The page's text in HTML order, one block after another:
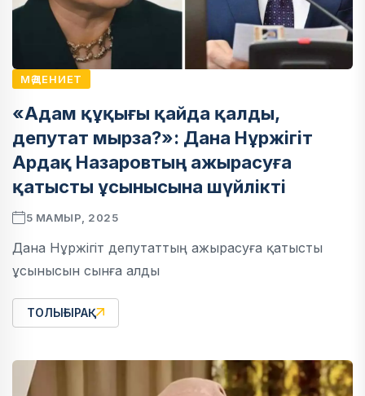
МӘДЕНИЕТ
«Адам құқығы қайда қалды,
депутат мырза?»: Дана Нұржігіт
Ардақ Назаровтың ажырасуға
қатысты ұсынысына шүйлікті
5 МАМЫР, 2025
Дана Нұржігіт депутаттың ажырасуға қатысты
ұсынысын сынға алды
ТОЛЫҒЫРАҚ